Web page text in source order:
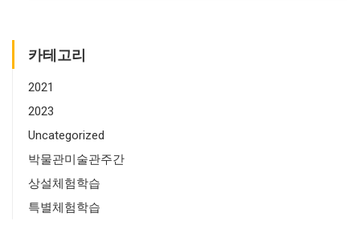
카테고리
2021
2023
Uncategorized
박물관미술관주간
상설체험학습
특별체험학습